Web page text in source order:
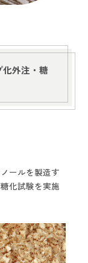
外注・糖
ールを製造す
化試験を実施